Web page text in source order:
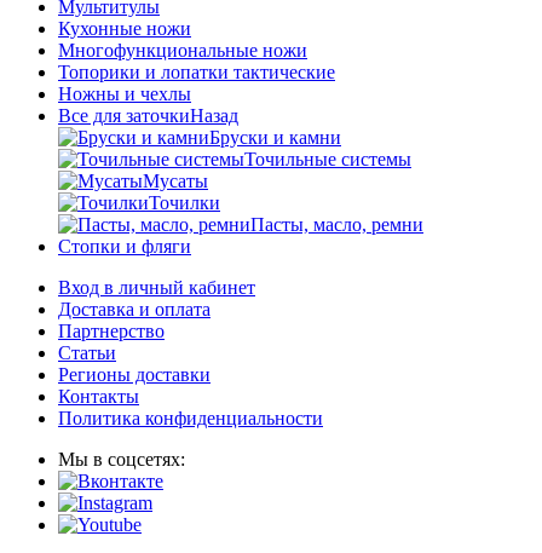
Мультитулы
Кухонные ножи
Многофункциональные ножи
Топорики и лопатки тактические
Ножны и чехлы
Все для заточкиНазад
Бруски и камни
Точильные системы
Мусаты
Точилки
Пасты, масло, ремни
Стопки и фляги
Вход в личный кабинет
Доставка и оплата
Партнерство
Статьи
Регионы доставки
Контакты
Политика конфиденциальности
Мы в соцсетях: